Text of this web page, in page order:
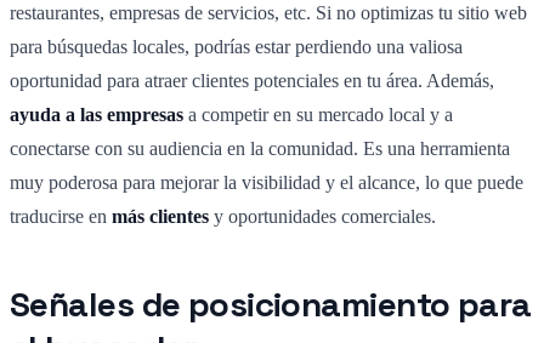
restaurantes, empresas de servicios, etc. Si no optimizas tu sitio web
para búsquedas locales, podrías estar perdiendo una valiosa
oportunidad para atraer clientes potenciales en tu área. Además,
ayuda a las empresas a competir en su mercado local y a
conectarse con su audiencia en la comunidad. Es una herramienta
muy poderosa para mejorar la visibilidad y el alcance, lo que puede
traducirse en más clientes y oportunidades comerciales.
Señales de posicionamiento para